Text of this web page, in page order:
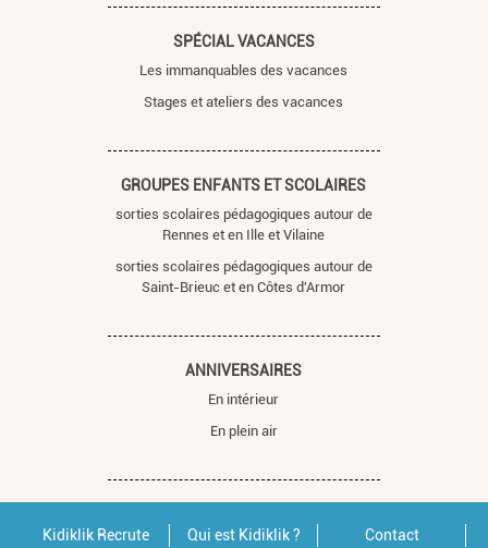
SPÉCIAL VACANCES
Les immanquables des vacances
Stages et ateliers des vacances
GROUPES ENFANTS ET SCOLAIRES
sorties scolaires pédagogiques autour de
Rennes et en Ille et Vilaine
sorties scolaires pédagogiques autour de
Saint-Brieuc et en Côtes d'Armor
ANNIVERSAIRES
En intérieur
En plein air
Kidiklik Recrute Qui est Kidiklik ? Contact